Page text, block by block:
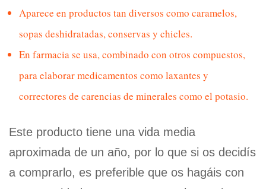
Aparece en productos tan diversos como caramelos,
sopas deshidratadas, conservas y chicles.
En farmacia se usa, combinado con otros compuestos,
para elaborar medicamentos como laxantes y
correctores de carencias de minerales como el potasio.
Este producto tiene una vida media
aproximada de un año, por lo que si os decidís
a comprarlo, es preferible que os hagáis con